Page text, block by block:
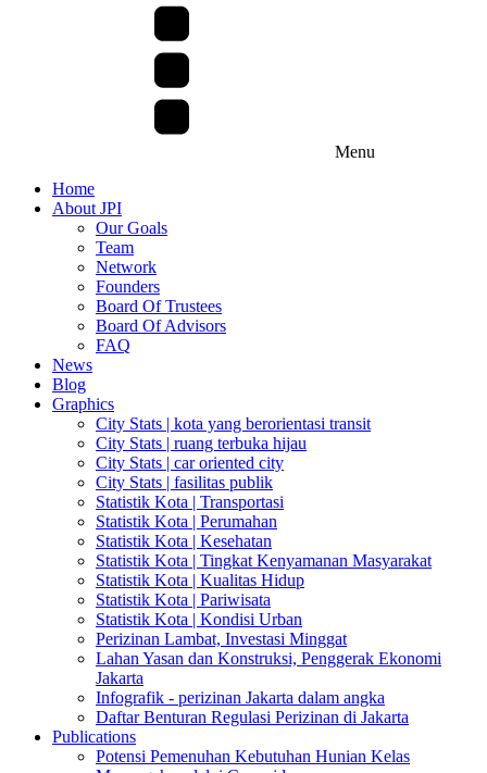
Menu
Home
About JPI
Our Goals
Team
Network
Founders
Board Of Trustees
Board Of Advisors
FAQ
News
Blog
Graphics
City Stats | kota yang berorientasi transit
City Stats | ruang terbuka hijau
City Stats | car oriented city
City Stats | fasilitas publik
Statistik Kota | Transportasi
Statistik Kota | Perumahan
Statistik Kota | Kesehatan
Statistik Kota | Tingkat Kenyamanan Masyarakat
Statistik Kota | Kualitas Hidup
Statistik Kota | Pariwisata
Statistik Kota | Kondisi Urban
Perizinan Lambat, Investasi Minggat
Lahan Yasan dan Konstruksi, Penggerak Ekonomi
Jakarta
Infografik - perizinan Jakarta dalam angka
Daftar Benturan Regulasi Perizinan di Jakarta
Publications
Potensi Pemenuhan Kebutuhan Hunian Kelas